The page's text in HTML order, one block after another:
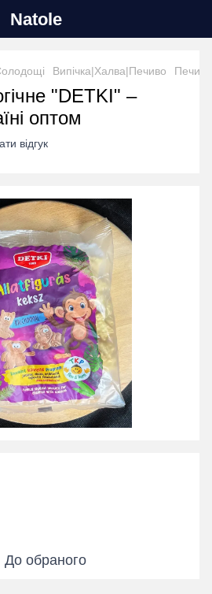
Natole
Випічка|Халва|Печиво
"DETKI" –
оптом
відгук
До обраного